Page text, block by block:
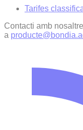
Tarifes
Contacti amb
a